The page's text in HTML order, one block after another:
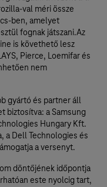
val méri össze
ben, amelyet
fognak játszani.Az
is követhető lesz
Pierce, Loemifar és
nem
gyártó és partner áll
biztosítva: a Samsung
Hungary Kft.
a Dell Technologies és
a versenyt.
döntőjének időpontja
este nyolcig tart,